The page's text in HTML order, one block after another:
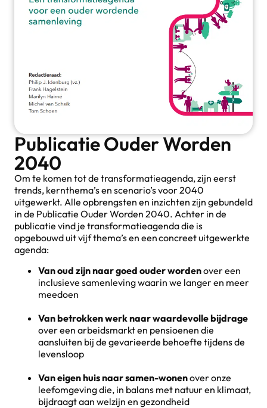
Publicatie Ouder Worden
2040
Om te komen tot de transformatieagenda, zijn eerst
trends, kernthema’s en scenario’s voor 2040
uitgewerkt. Alle opbrengsten en inzichten zijn gebundeld
in de Publicatie Ouder Worden 2040. Achter in de
publicatie vind je transformatieagenda die is
opgebouwd uit vijf thema’s en een concreet uitgewerkte
agenda:
Van oud zijn naar goed ouder wordenover een
inclusieve samenleving waarin we langer en meer
meedoen
Van betrokken werk naar waardevolle bijdrage
over een arbeidsmarkt en pensioenen die
aansluiten bij de gevarieerde behoefte tijdens de
levensloop
Van eigen huis naar samen-wonenover onze
leefomgeving die, in balans met natuur en klimaat,
bijdraagt aan welzijn en gezondheid